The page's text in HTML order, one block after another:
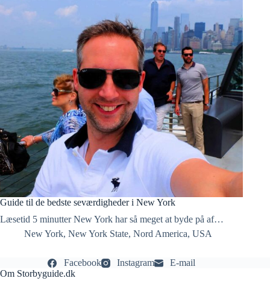
Guide til de bedste seværdigheder i New York
Læsetid 5 minutter New York har så meget at byde på af…
New York, New York State, Nord America, USA
Facebook Instagram
E-mail
Om Storbyguide.dk